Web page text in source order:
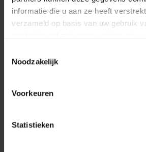
informatie die u aan ze heeft
verzameld op basis van uw gebruik
Noodzakelijk
Voorkeuren
Statistieken
KOMO-certificaat